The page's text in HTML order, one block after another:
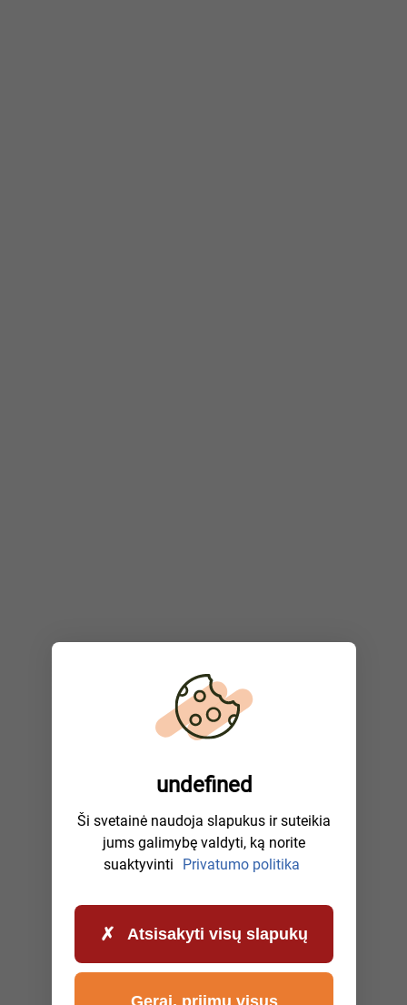
undefined
Ši svetainė naudoja slapukus ir suteikia
jums galimybę valdyti, ką norite
suaktyvinti
Privatumo politika
Atsisakyti visų slapukų
Gerai, priimu visus